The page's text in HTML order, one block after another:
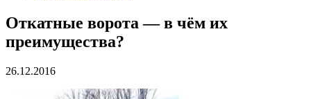
Откатные ворота — в чём их
преимущества?
26.12.2016